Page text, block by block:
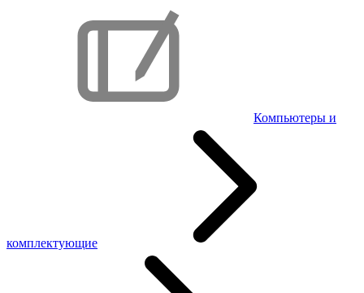
Компьютеры и
комплектующие